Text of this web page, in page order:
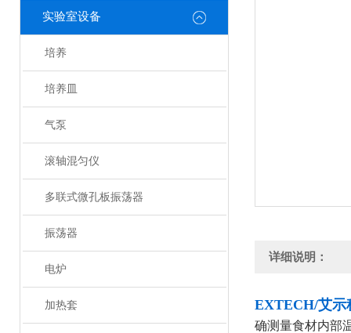
实验室设备
培养
培养皿
气泵
滚轴混匀仪
多联式微孔板振荡器
振荡器
电炉
加热套
详细说明：
EXTECH/艾示
确测量食材内部